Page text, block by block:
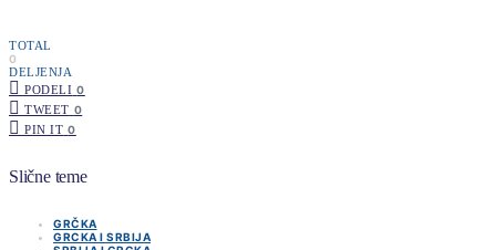
TOTAL
0
DELJENJA
PODELI 0
TWEET 0
PIN IT 0
Slične teme
GRČKA
GRCKA I SRBIJA